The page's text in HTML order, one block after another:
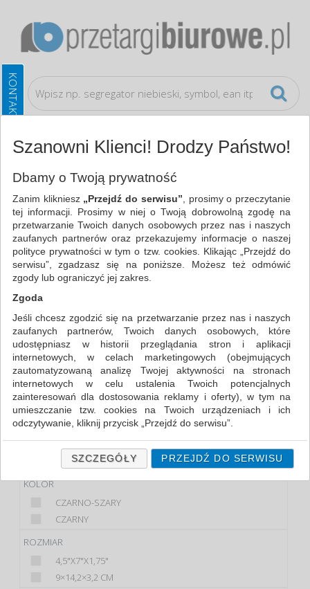
Akcesoria komputerowe
WSZYSTKIE KATEGORIE
NAJCHĘTNIEJ WYBIERANE
AKCESORIA KOMPUTEROWE
ETUI (3)
FILTRY
PRODUKT
ETUI
ETUI NA TABLET
MARKA
MOLESKINE
NO NAME
KOLOR
CZARNO-SZARY
CZARNY
ROZMIAR
4,5"X7"X1,75"
9×14,2×3,2 CM
Szanowni Klienci! Drodzy Państwo!
Dbamy o Twoją prywatność
Zanim klikniesz „Przejdź do serwisu” , prosimy o przeczytanie
tej informacji. Prosimy w niej o Twoją dobrowolną zgodę na
przetwarzanie Twoich danych osobowych przez nas i naszych
zaufanych partnerów oraz przekazujemy informacje o naszej
polityce prywatności w tym o tzw. cookies. Klikając „Przejdź do
serwisu”, zgadzasz się na poniższe. Możesz też odmówić
zgody lub ograniczyć jej zakres.
Zgoda
Jeśli chcesz zgodzić się na przetwarzanie przez nas i naszych
zaufanych partnerów, Twoich danych osobowych, które
udostępniasz w historii przeglądania stron i aplikacji
internetowych, w celach marketingowych (obejmujących
zautomatyzowaną analizę Twojej aktywności na stronach
internetowych w celu ustalenia Twoich potencjalnych
zainteresowań dla dostosowania reklamy i oferty), w tym na
umieszczanie tzw. cookies na Twoich urządzeniach i ich
odczytywanie, kliknij przycisk „Przejdź do serwisu”.
Jeśli nie chcesz wyrazić zgody lub ograniczyć jej zakres, kliknij
„Szczegóły”, gdzie znajdziesz wszelkie informacje o tym jak to
zrobić . Te same informacje znajdziesz także na podstronie z
naszą polityką prywatności obowiązującą od 25 maja 2018.
W przypadku użytkowników zalogowanych, ważna jest Państwa
wcześniejsza zgoda której udzieliliście podczas zakładania
dowolnym momencie wycofać.
Polityka prywatności (rozwiń)
Klauzula Informacyjna (rozwiń)
SZCZEGÓŁY PRZEJDŹ DO SERWISU